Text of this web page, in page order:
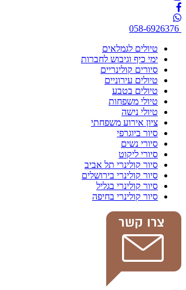
058-6926376
טיולים לגמלאים
ימי כיף וגיבוש לחברות
סיורים קולינריים
טיולים עירוניים
טיולים בטבע
טיולי משפחות
טיולי נישה
ציון אירוע משפחתי
סיור ביוגרפי
סיורי נשים
סיורי ליקוט
סיור קולינרי תל אביב
סיור קולינרי בירושלים
סיור קולינרי בגליל
סיור קולינרי בחיפה